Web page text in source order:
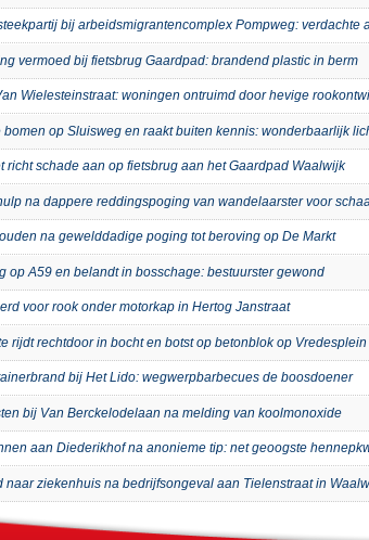
bij arbeidsmigrantencomplex Pompweg: verdachte
vermoed bij fietsbrug Gaardpad: brandend plastic in berm
Wielesteinstraat: woningen ontruimd door hevige
bomen op Sluisweg en raakt buiten kennis: wonderbaarlijk
richt schade aan op fietsbrug aan het Gaardpad Waalwijk
na dappere reddingspoging van wandelaarster voor
na gewelddadige poging tot beroving op De Markt
op A59 en belandt in bosschage: bestuurster gewond
voor rook onder motorkap in Hertog Janstraat
rijdt rechtdoor in bocht en botst op betonblok op Vredesplein
bij Het Lido: wegwerpbarbecues de boosdoener
bij Van Berckelodelaan na melding van koolmonoxide
aan Diederikhof na anonieme tip: net geoogste
naar ziekenhuis na bedrijfsongeval aan Tielenstraat in